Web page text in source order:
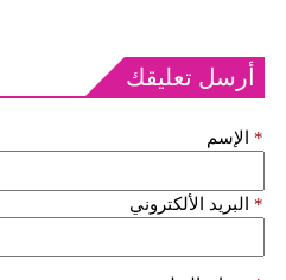
أرسل تعليقك
الإسم *
البريد الألكتروني *